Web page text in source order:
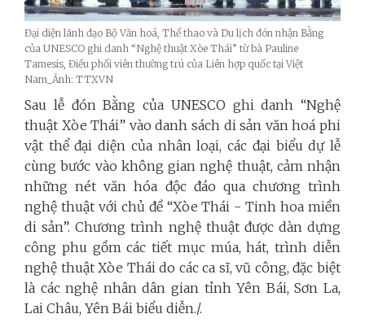
Đại diện lãnh đạo Bộ Văn hoá, Thể thao và Du lịch đón nhận Bằng
của UNESCO ghi danh “Nghệ thuật Xòe Thái” từ bà Pauline
Tamesis, Điều phối viên thường trú của Liên hợp quốc tại Việt
Nam_Ảnh: TTXVN
Sau lễ đón Bằng của UNESCO ghi danh “Nghệ
thuật Xòe Thái” vào danh sách di sản văn hoá phi
vật thể đại diện của nhân loại, các đại biểu dự lễ
cùng bước vào không gian nghệ thuật, cảm nhận
những nét văn hóa độc đáo qua chương trình
nghệ thuật với chủ đề “Xòe Thái - Tinh hoa miền
di sản”. Chương trình nghệ thuật được dàn dựng
công phu gồm các tiết mục múa, hát, trình diễn
nghệ thuật Xòe Thái do các ca sĩ, vũ công, đặc biệt
là các nghệ nhân dân gian tỉnh Yên Bái, Sơn La,
Lai Châu, Yên Bái biểu diễn./.